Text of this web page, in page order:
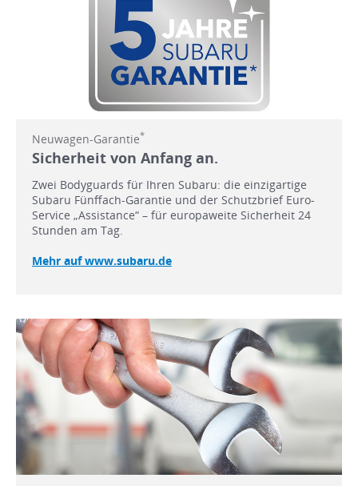
Neuwagen-Garantie*
Sicherheit von Anfang an.
Zwei Bodyguards für Ihren Subaru: die einzigartige
Subaru Fünffach-Garantie und der Schutzbrief Euro-
Service „Assistance“ – für europaweite Sicherheit 24
Stunden am Tag.
Mehr auf www.subaru.de